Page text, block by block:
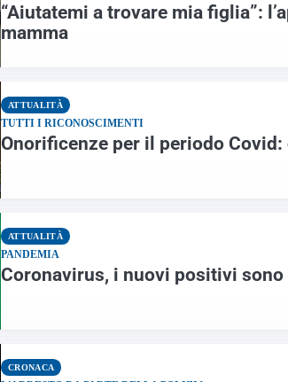
“Aiutatemi a trovare mia figlia”:
mamma
ATTUALITÀ
TUTTI I RICONOSCIMENTI
Onorificenze per il periodo
ATTUALITÀ
PANDEMIA
Coronavirus, i nuovi positivi sono
CRONACA